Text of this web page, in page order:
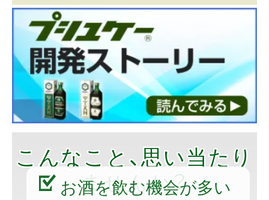
こんなこと、思い当たり
ませんか？
お酒を飲む機会が多い